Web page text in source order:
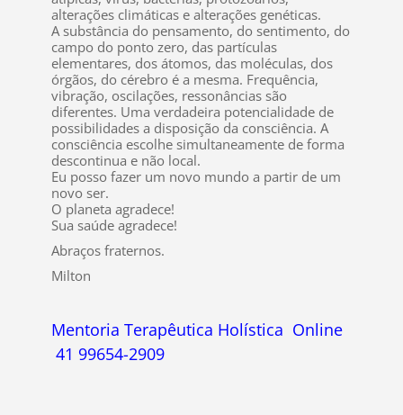
alterações climáticas e alterações genéticas.
A substância do pensamento, do sentimento, do
campo do ponto zero, das partículas
elementares, dos átomos, das moléculas, dos
órgãos, do cérebro é a mesma. Frequência,
vibração, oscilações, ressonâncias são
diferentes. Uma verdadeira potencialidade de
possibilidades a disposição da consciência. A
consciência escolhe simultaneamente de forma
descontinua e não local.
Eu posso fazer um novo mundo a partir de um
novo ser.
O planeta agradece!
Sua saúde agradece!
Abraços fraternos.
Milton
Mentoria Terapêutica Holística Online
41 99654-2909